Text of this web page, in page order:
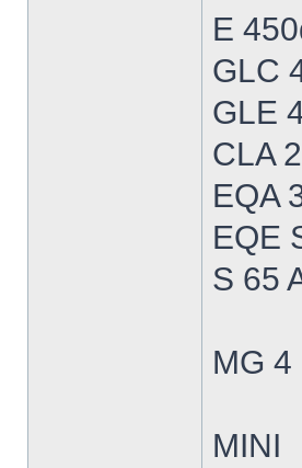
E
GLC
GLE
CLA
EQA
EQE
S 65
MG
MINI